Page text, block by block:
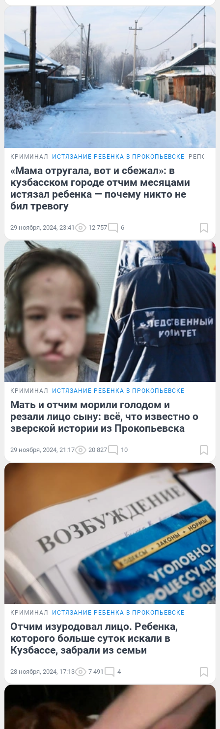
КРИМИНАЛ ИСТЯЗАНИЕ РЕБЕНКА В ПРОКОПЬЕВСКЕ
«Мама отругала, вот и сбежал»: в
кузбасском городе отчим месяцами
истязал ребенка — почему никто не
бил тревогу
29 ноября, 2024, 23:41 12 757 6
КРИМИНАЛ ИСТЯЗАНИЕ РЕБЕНКА В ПРОКОПЬЕВСКЕ
Мать и отчим морили голодом и
резали лицо сыну: всё, что известно о
зверской истории из Прокопьевска
29 ноября, 2024, 21:17 20 827 10
КРИМИНАЛ ИСТЯЗАНИЕ РЕБЕНКА В ПРОКОПЬЕВСКЕ
Отчим изуродовал лицо. Ребенка,
которого больше суток искали в
Кузбассе, забрали из семьи
28 ноября, 2024, 17:13 7 491 4